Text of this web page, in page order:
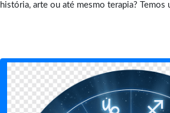
história, arte ou até mesmo terapia? Temos